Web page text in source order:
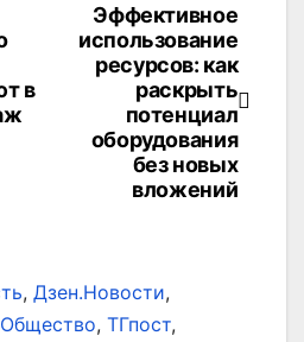
Эффективное
использование
ресурсов: как
раскрыть
потенциал
оборудования
без новых
вложений
в
, Дзен.Новости,
Общество, ТГпост,